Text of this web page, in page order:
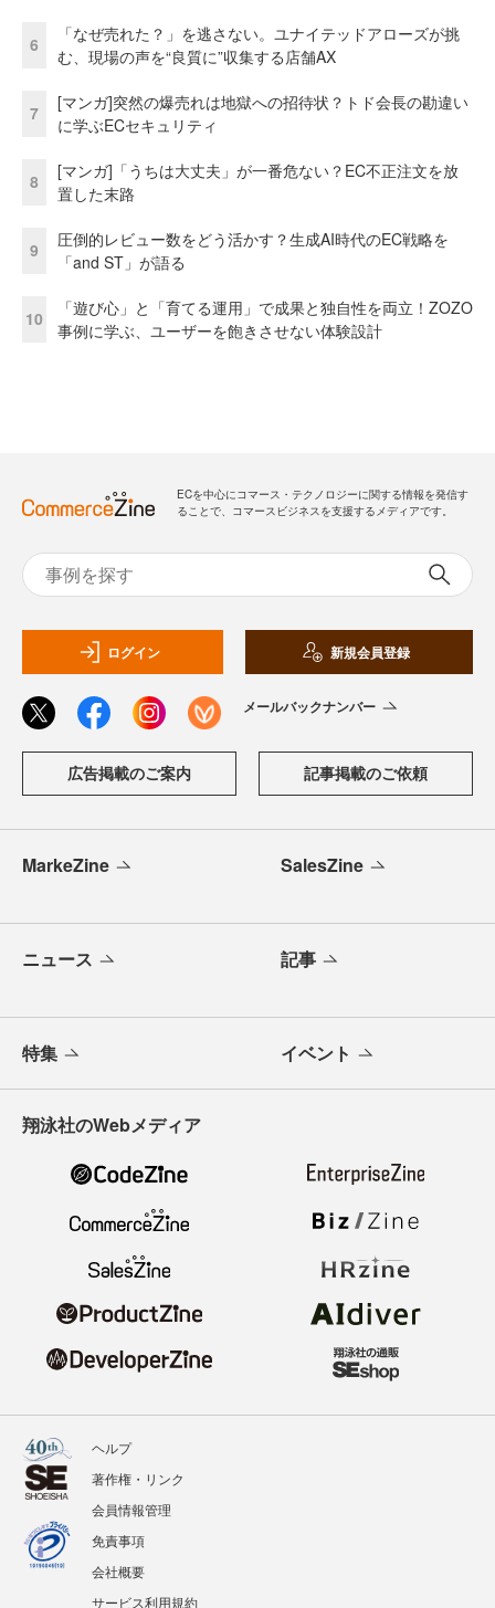
6
「なぜ売れた？」を逃さない。ユナイテッドアローズが挑
む、現場の声を“良質に”収集する店舗AX
7
[マンガ]突然の爆売れは地獄への招待状？トド会長の勘違い
に学ぶECセキュリティ
8
[マンガ]「うちは大丈夫」が一番危ない？EC不正注文を放
置した末路
9
圧倒的レビュー数をどう活かす？生成AI時代のEC戦略を
「and ST」が語る
10
「遊び心」と「育てる運用」で成果と独自性を両立！ZOZO
事例に学ぶ、ユーザーを飽きさせない体験設計
ECを中心にコマース・テクノロジーに関する情報を発信す
ることで、コマースビジネスを支援するメディアです。
ログイン 新規会員登録
メールバックナンバー
広告掲載のご案内 記事掲載のご依頼
MarkeZine SalesZine
ニュース 記事
特集 イベント
翔泳社のWebメディア
ヘルプ
著作権・リンク
会員情報管理
免責事項
会社概要
サービス利用規約